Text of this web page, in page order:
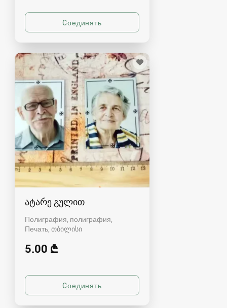
ატარე გულით
Полиграфия, полиграфия,
Печать თბილისი
5.00 ₾